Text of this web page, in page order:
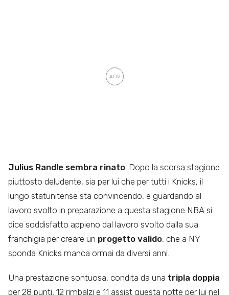
Julius Randle sembra rinato . Dopo la scorsa stagione
piuttosto deludente, sia per lui che per tutti i Knicks, il
lungo statunitense sta convincendo, e guardando al
lavoro svolto in preparazione a questa stagione NBA si
dice soddisfatto appieno dal lavoro svolto dalla sua
franchigia per creare un progetto valido, che a NY
sponda Knicks manca ormai da diversi anni.
Una prestazione sontuosa, condita da una tripla doppia
per 28 punti, 12 rimbalzi e 11 assist questa notte per lui nel